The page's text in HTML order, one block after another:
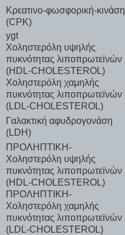
Κρεατινο-φωσφορική-κινάση
(CPK)
ygt
Χοληστερόλη υψηλής
πυκνότητας λιποπρωτεϊνών
(HDL-CHOLESTEROL)
Χοληστερόλη χαμηλής
πυκνότητας λιποπρωτεϊνών
(LDL-CHOLESTEROL)
Γαλακτική αφυδρογονάση
(LDH)
ΠΡΟΛΗΠΤΙΚΗ-
Χοληστερόλη υψηλής
πυκνότητας λιποπρωτεϊνών
(HDL-CHOLESTEROL)
ΠΡΟΛΗΠΤΙΚΗ-
Χοληστερόλη χαμηλής
πυκνότητας λιποπρωτεϊνών
(LDL-CHOLESTEROL)